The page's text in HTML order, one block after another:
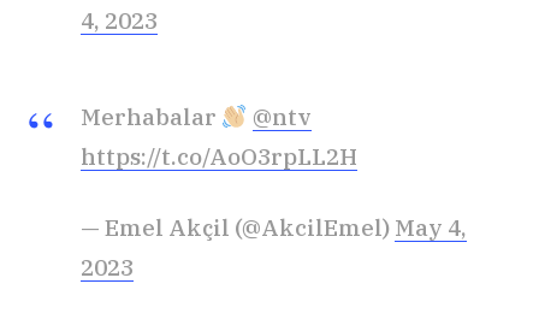
4, 2023
Merhabalar
@ntv
https://t.co/AoO3rpLL2H
— Emel Akçil (@AkcilEmel) May 4,
2023